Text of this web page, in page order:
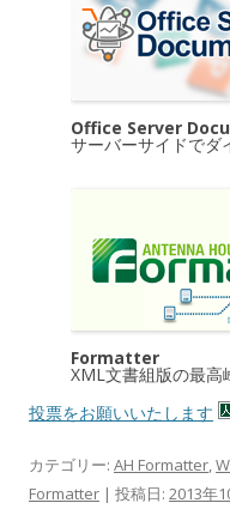
Office Server
サーバーサイドでダ
Formatter
XML文書組版の最高
投票をお願いいたします
カテゴリー: AH Formatter,
Formatter | 投稿日: 2013年